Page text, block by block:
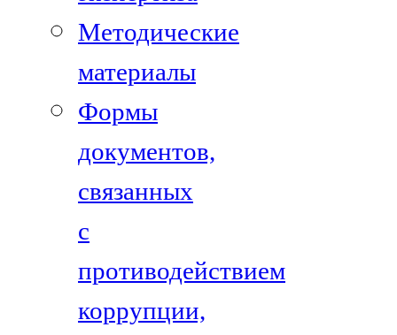
Методические
материалы
Формы
документов,
связанных
с
противодействием
коррупции,